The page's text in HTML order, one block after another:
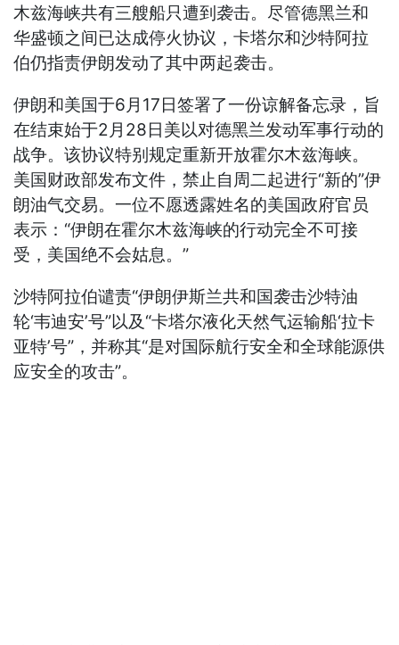
木兹海峡共有三艘船只遭到袭击。尽管德黑兰和
华盛顿之间已达成停火协议，卡塔尔和沙特阿拉
伯仍指责伊朗发动了其中两起袭击。
伊朗和美国于6月17日签署了一份谅解备忘录，旨
在结束始于2月28日美以对德黑兰发动军事行动的
战争。该协议特别规定重新开放霍尔木兹海峡。
美国财政部发布文件，禁止自周二起进行“新的”伊
朗油气交易。一位不愿透露姓名的美国政府官员
表示：“伊朗在霍尔木兹海峡的行动完全不可接
受，美国绝不会姑息。”
沙特阿拉伯谴责“伊朗伊斯兰共和国袭击沙特油
轮‘韦迪安’号”以及“卡塔尔液化天然气运输船‘拉卡
亚特’号”，并称其“是对国际航行安全和全球能源供
应安全的攻击”。